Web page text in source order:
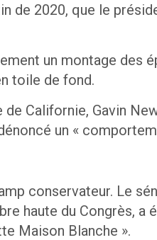
de 2020, que le
un montage des
toile de fond.
Californie, Gavin
un «
conservateur. Le
haute du Congrès, a
Maison Blanche ».